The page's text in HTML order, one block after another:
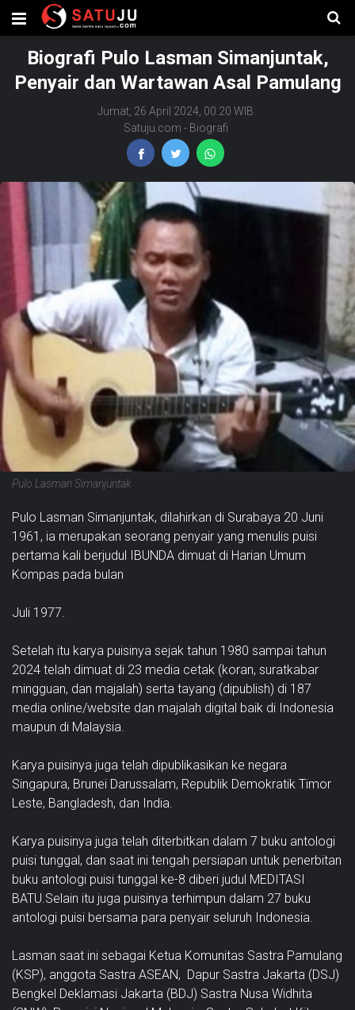
Biografi Pulo Lasman Simanjuntak,
Penyair dan Wartawan Asal Pamulang
Jumat, 26 April 2024, 00:20 WIB
Satuju.com - Biografi
Pulo Lasman Simanjuntak
Pulo Lasman Simanjuntak, dilahirkan di Surabaya 20 Juni
1961, ia merupakan seorang penyair yang menulis puisi
pertama kali berjudul IBUNDA dimuat di Harian Umum
Kompas pada bulan
Juli 1977.
Setelah itu karya puisinya sejak tahun 1980 sampai tahun
2024 telah dimuat di 23 media cetak (koran, suratkabar
mingguan, dan majalah) serta tayang (dipublish) di 187
media online/website dan majalah digital baik di Indonesia
maupun di Malaysia.
Karya puisinya juga telah dipublikasikan ke negara
Singapura, Brunei Darussalam, Republik Demokratik Timor
Leste, Bangladesh, dan India.
Karya puisinya juga telah diterbitkan dalam 7 buku antologi
puisi tunggal, dan saat ini tengah persiapan untuk penerbitan
buku antologi puisi tunggal ke-8 diberi judul MEDITASI
BATU.Selain itu juga puisinya terhimpun dalam 27 buku
antologi puisi bersama para penyair seluruh Indonesia.
Lasman saat ini sebagai Ketua Komunitas Sastra Pamulang
(KSP), anggota Sastra ASEAN, Dapur Sastra Jakarta (DSJ)
Bengkel Deklamasi Jakarta (BDJ) Sastra Nusa Widhita